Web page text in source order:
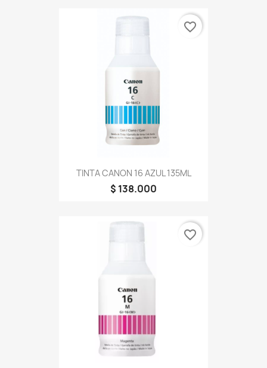
TINTA CANON 16 AZUL 135ML
$ 138.000
favorite_border
favorite_border